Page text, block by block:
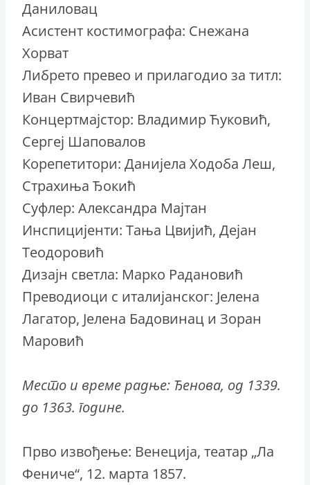
Даниловац
Асистент костимографа: Снежана
Хорват
Либрето превео и прилагодио за титл:
Иван Свирчевић
Концертмајстор: Владимир Ћуковић,
Сергеј Шаповалов
Корепетитори: Данијела Ходоба Леш,
Страхиња Ђокић
Суфлер: Александра Мајтан
Инспицијенти: Тања Цвијић, Дејан
Теодоровић
Дизајн светла: Марко Радановић
Преводиоци с италијанског: Јелена
Лагатор, Јелена Бадовинац и Зоран
Маровић
Место и време радње: Ђенова, од 1339.
до 1363. године.
Прво извођење: Венеција, театар „Ла
Фениче“, 12. марта 1857.